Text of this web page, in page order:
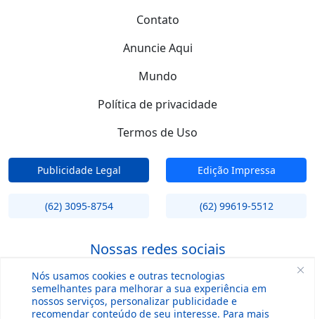
Nós usamos cookies e outras tecnologias
semelhantes para melhorar a sua experiência em
nossos serviços, personalizar publicidade e
recomendar conteúdo de seu interesse. Para mais
Contato
Anuncie Aqui
Mundo
Política de privacidade
Termos de Uso
Publicidade Legal Edição Impressa
(62) 3095-8754 (62) 99619-5512
Nossas redes sociais